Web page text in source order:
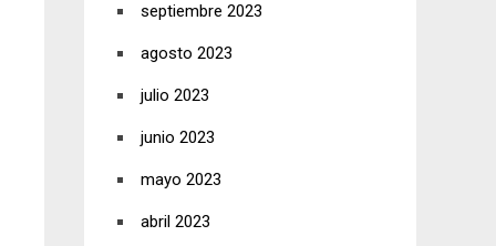
septiembre 2023
agosto 2023
julio 2023
junio 2023
mayo 2023
abril 2023